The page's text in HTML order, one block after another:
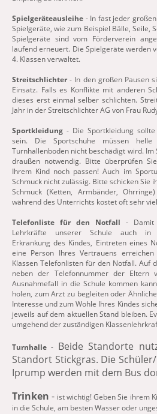
Spielgeräteausleihe - In fast jeder
Spielgeräte, wie zum Beispiel Bälle, Seile,
Spielgeräte sind vom Förderverein
laufend erneuert. Die Spielgeräte werden
4. Klassen verwaltet.
Streitschlichter- In den großen Pausen
Einsatz. Falls es Konflikte mit anderen
dieses erst einmal selber schlichten.
Jahr in der Streitschlichter AG von Frau
Sportkleidung - Die Sportkleidung
sein. Die Sportschuhe müssen
Turnhallenboden nicht beschädigt wird.
draußen notwendig. Bitte überprüfen
Ihrem Kind noch passen! Auch im
Schmuck nicht zulässig. Bitte schicken Sie
Schmuck (Ketten, Armbänder,
während des Unterrichts kostet oft sehr
Telefonliste für den Notfall - Damit
Lehrkräfte unserer Schule auch in
Erkrankung des Kindes, Eintreten eines
eine Person Ihres Vertrauens
Klassen Telefonlisten für den Notfall. Auf
neben der Telefonnummer der Eltern
Ausnahmefall in die Schule kommen
holen, zum Arzt zu begleiten oder
Interesse und zum Wohle Ihres Kindes
jeweils auf dem aktuellen Stand bleiben.
umgehend der zuständigen
Turnhalle- Beide Standorte
Standort Stickgras. Die
Iprump werden mit dem Bus
Trinken- ist wichtig! Geben Sie ihrem
in die Schule, am besten Wasser oder